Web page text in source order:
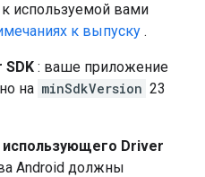
используемой вами
к выпуску .
SDK : ваше приложение
на minSdkVersion 23
использующего Driver
Android должны